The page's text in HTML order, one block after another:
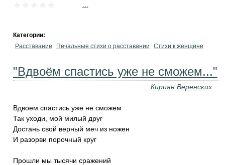
Категории:
Расставание
Печальные стихи о расставании Стихи к женщине
"Вдвоём спастись уже не сможем..."
Кириан Веренских
Вдвоем спастись уже не сможем
Так уходи, мой милый друг
Достань свой верный меч из ножен
И разорви порочный круг
Прошли мы тысячи сражений